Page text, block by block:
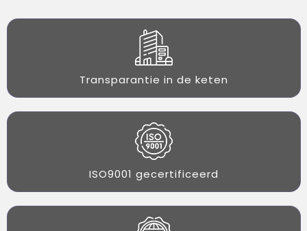
Transparantie in de keten
ISO9001 gecertificeerd